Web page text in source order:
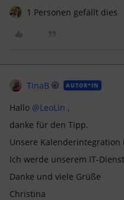
1 Personen gefällt dies
TinaB AUTOR*IN
Hallo ​ @LeoLin ,
danke für den Tipp.
Unsere
Ich werde unserem IT-
Danke und viele Grüße
Christina